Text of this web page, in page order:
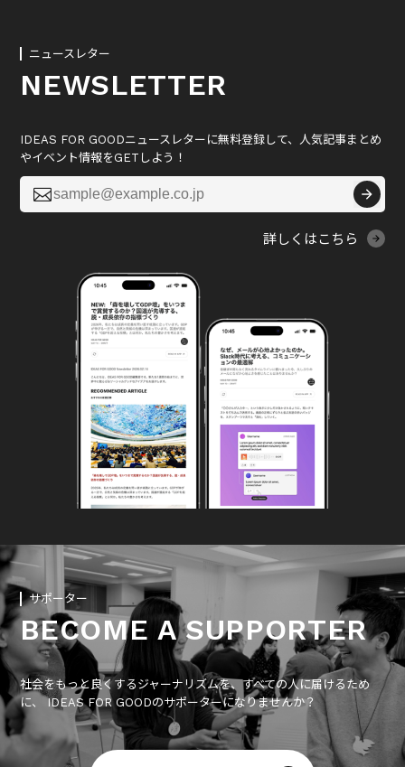
ニュースレター
NEWSLETTER
IDEAS FOR GOODニュースレターに無料登録して、人気記事まとめ
やイベント情報をGETしよう！

詳しくはこちら
サポーター
BECOME A SUPPORTER
社会をもっと良くするジャーナリズムを、すべての人に届けるため
に、 IDEAS FOR GOODのサポーターになりませんか？